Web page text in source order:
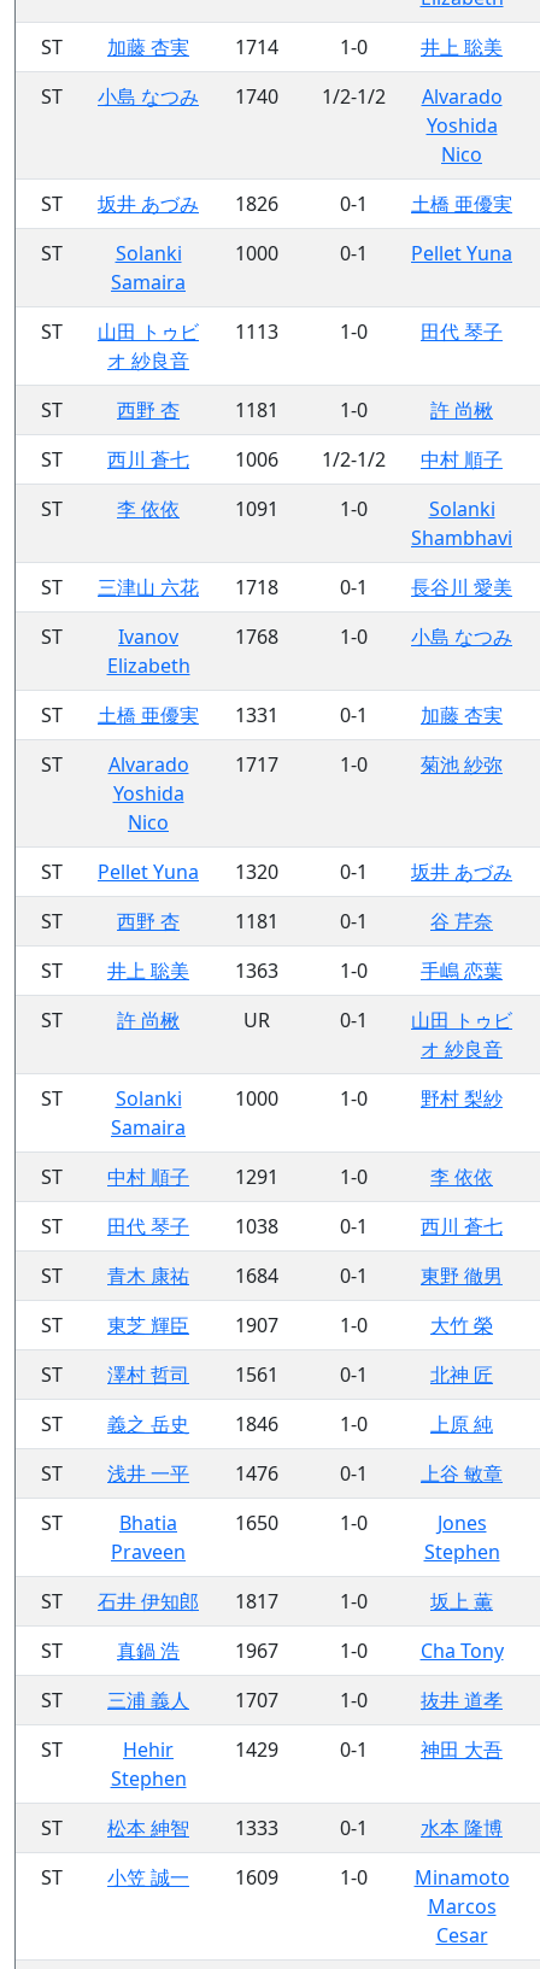
ST
加藤 杏実 1714 1-0
井上 聡美
ST
小島 なつみ 1740 1/2-1/2
Alvarado
Yoshida
Nico
ST
坂井 あづみ 1826 0-1
土橋 亜優実
ST
Solanki
Samaira
1000 0-1 Pellet Yuna
ST
山田 トゥビ
オ 紗良音
1113 1-0 田代 琴子
ST 西野 杏 1181 1-0
許 尚楸
ST
西川 蒼七 1006 1/2-1/2
中村 順子
ST
李 依依 1091 1-0
Solanki
Shambhavi
ST
三津山 六花 1718 0-1
長谷川 愛美
ST
Ivanov
Elizabeth
1768 1-0 小島 なつみ
ST 土橋 亜優実 1331 0-1
加藤 杏実
ST
Alvarado
Yoshida
Nico
1717 1-0 菊池 紗弥
ST Pellet Yuna 1320 0-1
坂井 あづみ
ST
西野 杏 1181 0-1
谷 芹奈
ST
井上 聡美 1363 1-0
手嶋 恋葉
ST
許 尚楸 UR 0-1
山田 トゥビ
オ 紗良音
ST
Solanki
Samaira
1000 1-0 野村 梨紗
ST 中村 順子 1291 1-0
李 依依
ST
田代 琴子 1038 0-1
西川 蒼七
ST
青木 康祐 1684 0-1
東野 徹男
ST
東芝 輝臣 1907 1-0
大竹 榮
ST
澤村 哲司 1561 0-1
北神 匠
ST
義之 岳史 1846 1-0
上原 純
ST
浅井 一平 1476 0-1
上谷 敏章
ST
Bhatia
Praveen
1650 1-0
Jones
Stephen
ST
石井 伊知郎 1817 1-0
坂上 薫
ST
真鍋 浩 1967 1-0
Cha Tony
ST
三浦 義人 1707 1-0
抜井 道孝
ST
Hehir
Stephen
1429 0-1 神田 大吾
ST 松本 紳智 1333 0-1
水本 隆博
ST
小笠 誠一 1609 1-0
Minamoto
Marcos
Cesar